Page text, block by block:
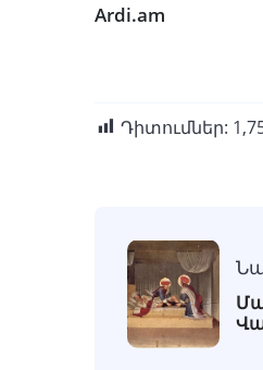
Ardi.am
Դիտումներ: